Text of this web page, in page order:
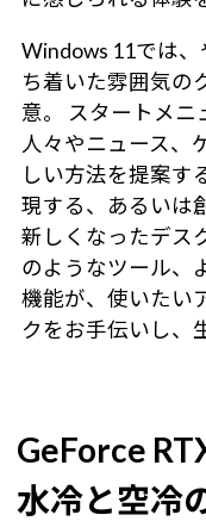
Windows 11では
ち着いた雰囲気の
意。 スタートメニ
人々やニュース、
しい方法を提案す
現する、あるいは
新しくなったデス
のようなツール、
機能が、使いたい
クをお手伝いし、
GeForce
水冷と空冷